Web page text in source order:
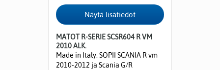
MATOT R-SERIE SCSR604 R VM
2010 ALK.
Made in Italy. SOPII SCANIA R vm
2010-2012 ja Scania G/R